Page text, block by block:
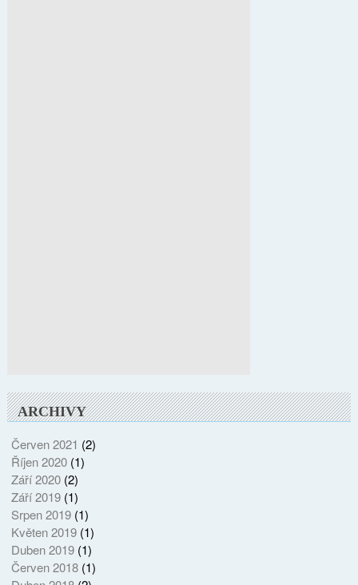
ARCHIVY
Červen 2021 (2)
Říjen 2020(1)
Září 2020(2)
Září 2019(1)
Srpen 2019(1)
Květen 2019(1)
Duben 2019(1)
Červen 2018(1)